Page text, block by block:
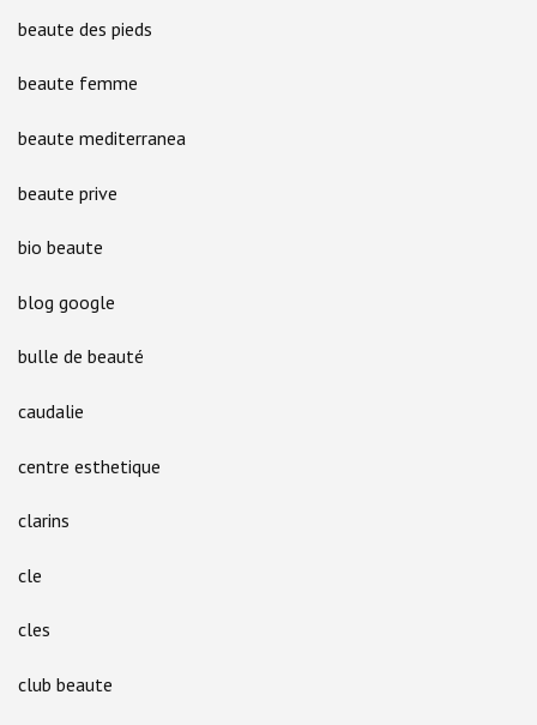
beaute des pieds
beaute femme
beaute mediterranea
beaute prive
bio beaute
blog google
bulle de beauté
caudalie
centre esthetique
clarins
cle
cles
club beaute